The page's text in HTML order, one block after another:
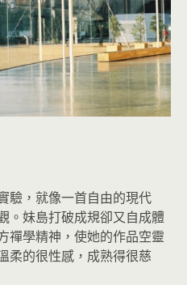
驗，就像一首自由的現代
。妹島打破成規卻又自成體
禪學精神，使她的作品空靈
柔的很性感，成熟得很慈